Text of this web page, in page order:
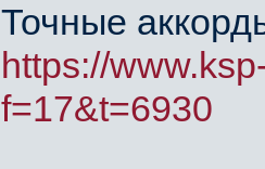
Точные
https://
f=17&t=6930